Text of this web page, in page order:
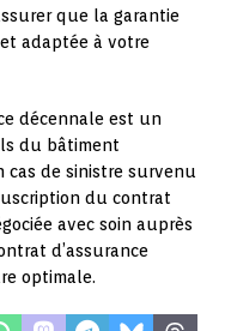
que la garantie
adaptée à votre
décennale est un
du bâtiment
de sinistre survenu
du contrat
avec soin auprès
d’assurance
optimale.